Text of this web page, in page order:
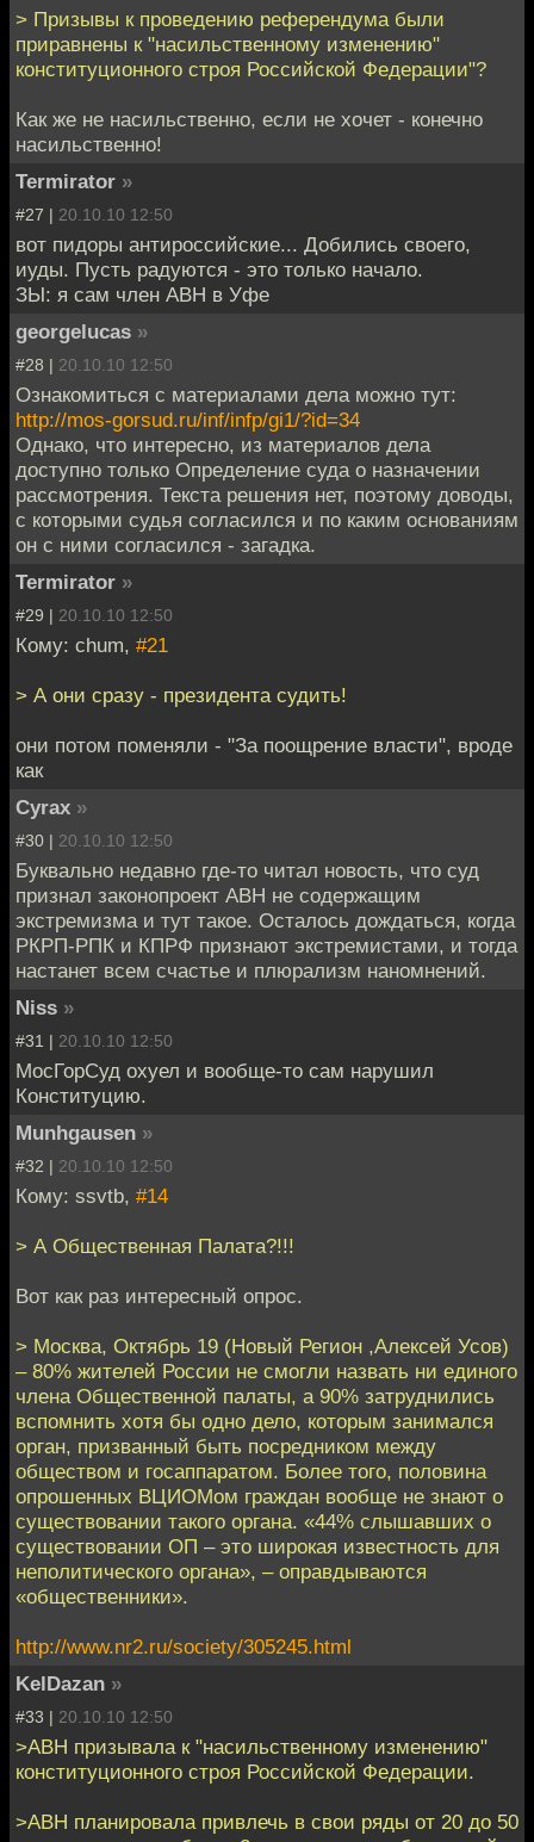
> Призывы к проведению референдума были
приравнены к "насильственному изменению"
конституционного строя Российской Федерации"?
Как же не насильственно, если не хочет - конечно
насильственно!
Termirator »
#27 | 20.10.10 12:50
вот пидоры антироссийские... Добились своего,
иуды. Пусть радуются - это только начало.
ЗЫ: я сам член АВН в Уфе
georgelucas »
#28 | 20.10.10 12:50
Ознакомиться с материалами дела можно тут:
http://mos-gorsud.ru/inf/infp/gi1/?id=34
Однако, что интересно, из материалов дела
доступно только Определение суда о назначении
рассмотрения. Текста решения нет, поэтому доводы,
с которыми судья согласился и по каким основаниям
он с ними согласился - загадка.
Termirator »
#29 | 20.10.10 12:50
Кому: chum, #21
> А они сразу - президента судить!
они потом поменяли - "За поощрение власти", вроде
как
Cyrax »
#30 | 20.10.10 12:50
Буквально недавно где-то читал новость, что суд
признал законопроект АВН не содержащим
экстремизма и тут такое. Осталось дождаться, когда
РКРП-РПК и КПРФ признают экстремистами, и тогда
настанет всем счастье и плюрализм наномнений.
Niss »
#31 | 20.10.10 12:50
МосГорСуд охуел и вообще-то сам нарушил
Конституцию.
Munhgausen »
#32 | 20.10.10 12:50
Кому: ssvtb, #14
> А Общественная Палата?!!!
Вот как раз интересный опрос.
> Москва, Октябрь 19 (Новый Регион ,Алексей Усов)
– 80% жителей России не смогли назвать ни единого
члена Общественной палаты, а 90% затруднились
вспомнить хотя бы одно дело, которым занимался
орган, призванный быть посредником между
обществом и госаппаратом. Более того, половина
опрошенных ВЦИОМом граждан вообще не знают о
существовании такого органа. «44% слышавших о
существовании ОП – это широкая известность для
неполитического органа», – оправдываются
«общественники».
http://www.nr2.ru/society/305245.html
KelDazan »
#33 | 20.10.10 12:50
>АВН призывала к "насильственному изменению"
конституционного строя Российской Федерации.
>АВН планировала привлечь в свои ряды от 20 до 50